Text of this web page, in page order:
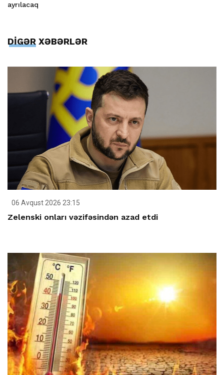
ayrılacaq
DİGƏR XƏBƏRLƏR
06 Avqust 2026 23:15
Zelenski onları vəzifəsindən azad etdi